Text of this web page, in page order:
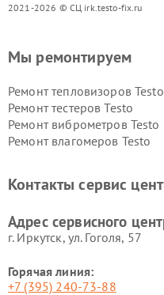
2021-2026 © СЦ irk.testo-fix.ru
Мы ремонтируем
Ремонт тепловизоров Testo
Ремонт тестеров Testo
Ремонт виброметров Testo
Ремонт влагомеров Testo
Контакты сервис
Адрес сервисного
г. Иркутск, ул. ​Гоголя, 57
Горячая линия:
+7 (395) 240-73-88